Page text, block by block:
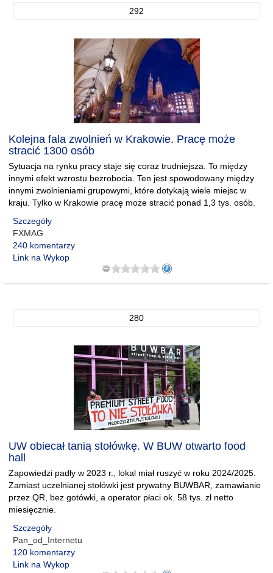
292
Kolejna fala zwolnień w Krakowie. Pracę może
stracić 1300 osób
Sytuacja na rynku pracy staje się coraz trudniejsza. To między
innymi efekt wzrostu bezrobocia. Ten jest spowodowany między
innymi zwolnieniami grupowymi, które dotykają wiele miejsc w
kraju. Tylko w Krakowie pracę może stracić ponad 1,3 tys. osób.
Szczegóły
FXMAG
240 komentarzy
Link na Wykop
280
UW obiecał tanią stołówkę. W BUW otwarto food
hall
Zapowiedzi padły w 2023 r., lokal miał ruszyć w roku 2024/2025.
Zamiast uczelnianej stołówki jest prywatny BUWBAR, zamawianie
przez QR, bez gotówki, a operator płaci ok. 58 tys. zł netto
miesięcznie.
Szczegóły
Pan_od_Internetu
120 komentarzy
Link na Wykop